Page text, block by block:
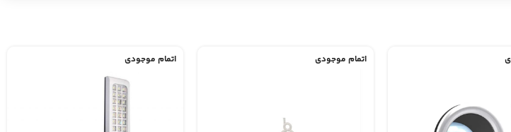
اتمام موجودی اتمام موجودی